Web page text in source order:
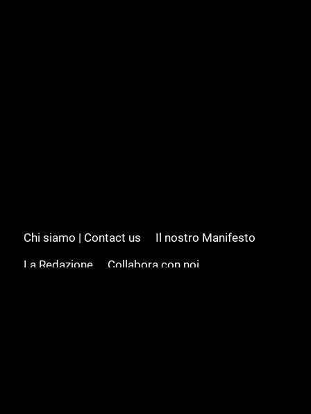
Chi siamo | Contact us
Il nostro Manifesto
La Redazione
Collabora con noi